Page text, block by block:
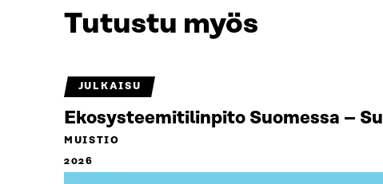
Tutustu myös
JULKAISU
Ekosysteemitilinpito Suomessa –
MUISTIO
2026